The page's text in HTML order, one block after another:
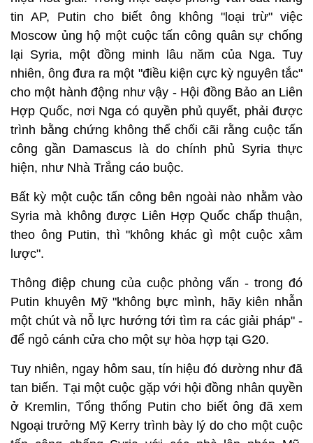
tin AP, Putin cho biết ông không "loại trừ" việc
Moscow ủng hộ một cuộc tấn công quân sự chống
lại Syria, một đồng minh lâu năm của Nga. Tuy
nhiên, ông đưa ra một "điều kiện cực kỳ nguyên tắc"
cho một hành động như vậy - Hội đồng Bảo an Liên
Hợp Quốc, nơi Nga có quyền phủ quyết, phải được
trình bằng chứng không thể chối cãi rằng cuộc tấn
công gần Damascus là do chính phủ Syria thực
hiện, như Nhà Trắng cáo buộc.
Bất kỳ một cuộc tấn công bên ngoài nào nhằm vào
Syria mà không được Liên Hợp Quốc chấp thuận,
theo ông Putin, thì "không khác gì một cuộc xâm
lược".
Thông điệp chung của cuộc phỏng vấn - trong đó
Putin khuyên Mỹ "không bực mình, hãy kiên nhẫn
một chút và nỗ lực hướng tới tìm ra các giải pháp" -
để ngỏ cánh cửa cho một sự hòa hợp tại G20.
Tuy nhiên, ngay hôm sau, tín hiệu đó dường như đã
tan biến. Tại một cuộc gặp với hội đồng nhân quyền
ở Kremlin, Tổng thống Putin cho biết ông đã xem
Ngoại trưởng Mỹ Kerry trình bày lý do cho một cuộc